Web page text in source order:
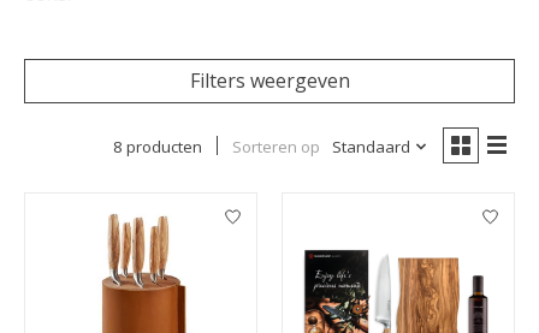
Filters weergeven
8 producten Sorteren op Standaard